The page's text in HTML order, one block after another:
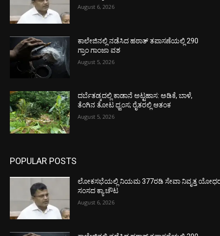
August 6, 2026
ಕಾಲೇಜಿನಲ್ಲಿ ನಡೆಸಿದ ಹಠಾತ್ ತಪಾಸಣೆಯಲ್ಲಿ 290
ಗ್ರಾಂ ಗಾಂಜಾ ವಶ
August 5, 2026
ದರ್ಬೆತಡ್ಕದಲ್ಲಿ ಕಾಡಾನೆ ಅಟ್ಟಹಾಸ: ಅಡಿಕೆ, ಬಾಳೆ,
ತೆಂಗಿನ ತೋಟ ಧ್ವಂಸ; ರೈತರಲ್ಲಿ ಆತಂಕ
August 5, 2026
POPULAR POSTS
ಲೋಕಸಭೆಯಲ್ಲಿ ನಿಯಮ 377ರಡಿ ಸೇವಾ ನಿವೃತ್ತ
ಸಂಸದ ಕ್ಯಾ.ಚೌಟ
August 6, 2026